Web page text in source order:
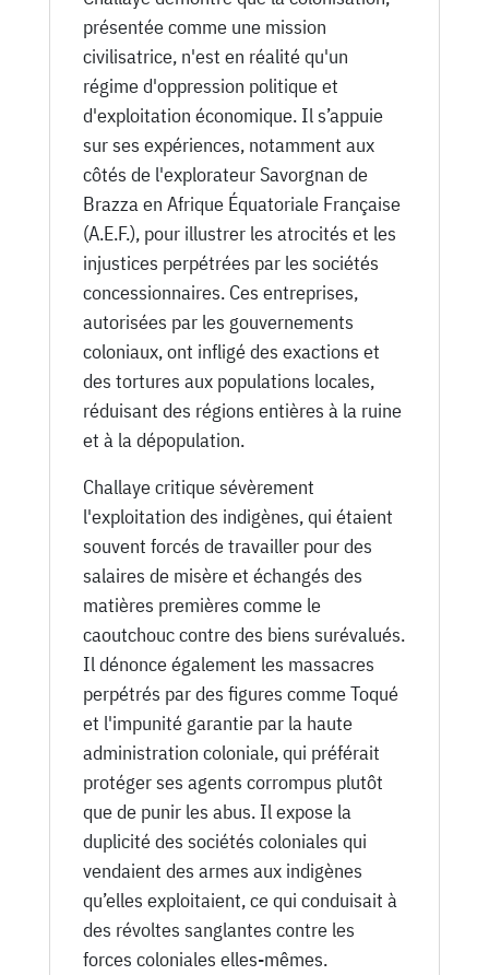
présentée comme une mission
civilisatrice, n'est en réalité qu'un
régime d'oppression politique et
d'exploitation économique. Il s’appuie
sur ses expériences, notamment aux
côtés de l'explorateur Savorgnan de
Brazza en Afrique Équatoriale Française
(A.E.F.), pour illustrer les atrocités et les
injustices perpétrées par les sociétés
concessionnaires. Ces entreprises,
autorisées par les gouvernements
coloniaux, ont infligé des exactions et
des tortures aux populations locales,
réduisant des régions entières à la ruine
et à la dépopulation.
Challaye critique sévèrement
l'exploitation des indigènes, qui étaient
souvent forcés de travailler pour des
salaires de misère et échangés des
matières premières comme le
caoutchouc contre des biens surévalués.
Il dénonce également les massacres
perpétrés par des figures comme Toqué
et l'impunité garantie par la haute
administration coloniale, qui préférait
protéger ses agents corrompus plutôt
que de punir les abus. Il expose la
duplicité des sociétés coloniales qui
vendaient des armes aux indigènes
qu’elles exploitaient, ce qui conduisait à
des révoltes sanglantes contre les
forces coloniales elles-mêmes.